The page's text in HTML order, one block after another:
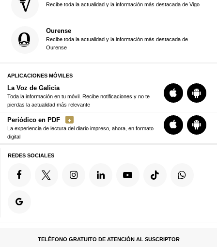
Recibe toda la actualidad y la información más destacada de Vigo
Ourense
Recibe toda la actualidad y la información más destacada de
Ourense
APLICACIONES MÓVILES
La Voz de Galicia
Toda la información en tu móvil. Recibe notificaciones y no te
pierdas la actualidad más relevante
Periódico en PDF
La experiencia de lectura del diario impreso, ahora, en formato
digital
REDES SOCIALES
TELÉFONO GRATUITO DE ATENCIÓN AL SUSCRIPTOR